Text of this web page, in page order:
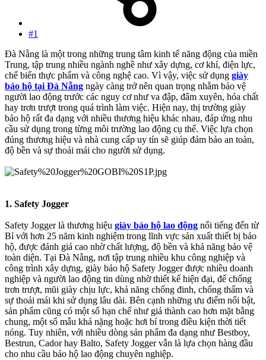
#1
Đà Nẵng là một trong những trung tâm kinh tế năng động của miền
Trung, tập trung nhiều ngành nghề như xây dựng, cơ khí, điện lực,
chế biến thực phẩm và công nghệ cao. Vì vậy, việc sử dụng giày
bảo hộ tại Đà Nẵng ngày càng trở nên quan trọng nhằm bảo vệ
người lao động trước các nguy cơ như va đập, đâm xuyên, hóa chất
hay trơn trượt trong quá trình làm việc. Hiện nay, thị trường giày
bảo hộ rất đa dạng với nhiều thương hiệu khác nhau, đáp ứng nhu
cầu sử dụng trong từng môi trường lao động cụ thể. Việc lựa chọn
đúng thương hiệu và nhà cung cấp uy tín sẽ giúp đảm bảo an toàn,
độ bền và sự thoải mái cho người sử dụng.
1. Safety Jogger
Safety Jogger là thương hiệu giày bảo hộ lao động nổi tiếng đến từ
Bỉ với hơn 25 năm kinh nghiệm trong lĩnh vực sản xuất thiết bị bảo
hộ, được đánh giá cao nhờ chất lượng, độ bền và khả năng bảo vệ
toàn diện. Tại Đà Nẵng, nơi tập trung nhiều khu công nghiệp và
công trình xây dựng, giày bảo hộ Safety Jogger được nhiều doanh
nghiệp và người lao động tin dùng nhờ thiết kế hiện đại, đế chống
trơn trượt, mũi giày chịu lực, khả năng chống đinh, chống thấm và
sự thoải mái khi sử dụng lâu dài. Bên cạnh những ưu điểm nổi bật,
sản phẩm cũng có một số hạn chế như giá thành cao hơn mặt bằng
chung, một số mẫu khá nặng hoặc hơi bí trong điều kiện thời tiết
nóng. Tuy nhiên, với nhiều dòng sản phẩm đa dạng như Bestboy,
Bestrun, Cador hay Balto, Safety Jogger vẫn là lựa chọn hàng đầu
cho nhu cầu bảo hộ lao động chuyên nghiệp.